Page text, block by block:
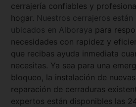
cerrajería confiables y
hogar. Nuestros cerrajeros
ubicados en Alboraya para
necesidades con rapidez y
que recibas ayuda inmediata
necesitas. Ya sea para una
bloqueo, la instalación de
reparación de cerraduras
expertos están disponibles las